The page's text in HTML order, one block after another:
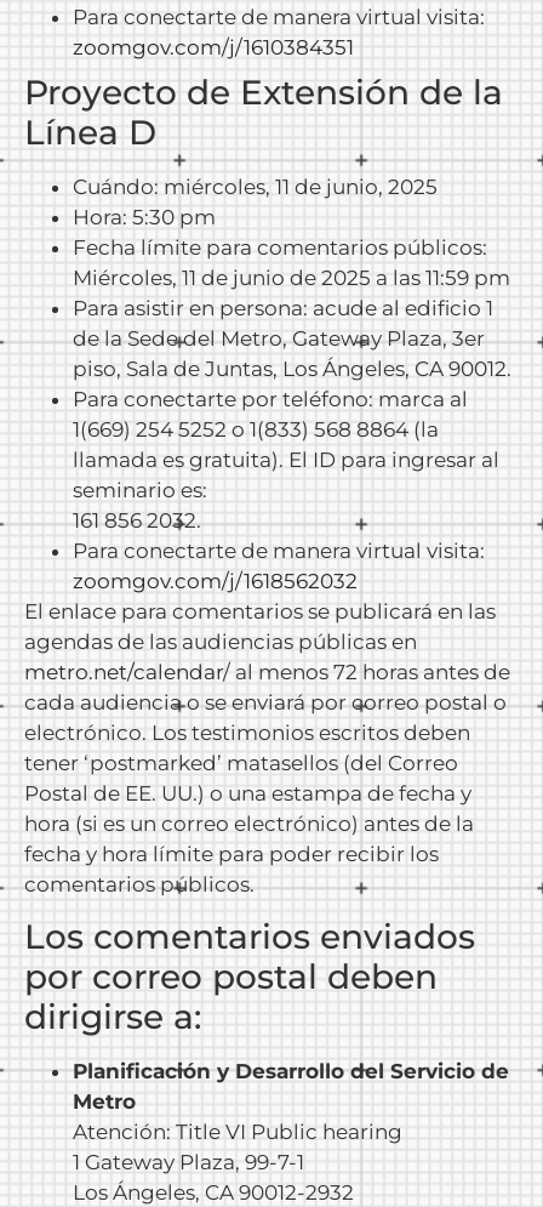
Para conectarte de manera virtual visita:
zoomgov.com/j/1610384351
Proyecto de Extensión de la
Línea D
Cuándo: miércoles, 11 de junio, 2025
Hora: 5:30 pm
Fecha límite para comentarios públicos:
Miércoles, 11 de junio de 2025 a las 11:59 pm
Para asistir en persona: acude al edificio 1
de la Sede del Metro, Gateway Plaza, 3er
piso, Sala de Juntas, Los Ángeles, CA 90012.
Para conectarte por teléfono: marca al
1(669) 254 5252 o 1(833) 568 8864 (la
llamada es gratuita). El ID para ingresar al
seminario es:
161 856 2032.
Para conectarte de manera virtual visita:
zoomgov.com/j/1618562032
El enlace para comentarios se publicará en las
agendas de las audiencias públicas en
metro.net/calendar/ al menos 72 horas antes de
cada audiencia o se enviará por correo postal o
electrónico. Los testimonios escritos deben
tener ‘postmarked’ matasellos (del Correo
Postal de EE. UU.) o una estampa de fecha y
hora (si es un correo electrónico) antes de la
fecha y hora límite para poder recibir los
comentarios públicos.
Los comentarios enviados
por correo postal deben
dirigirse a:
Planificación y Desarrollo del Servicio de
Metro
Atención: Title VI Public hearing
1 Gateway Plaza, 99-7-1
Los Ángeles, CA 90012-2932